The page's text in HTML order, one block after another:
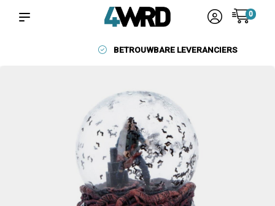
0
BETROUWBARE LEVERANCIERS